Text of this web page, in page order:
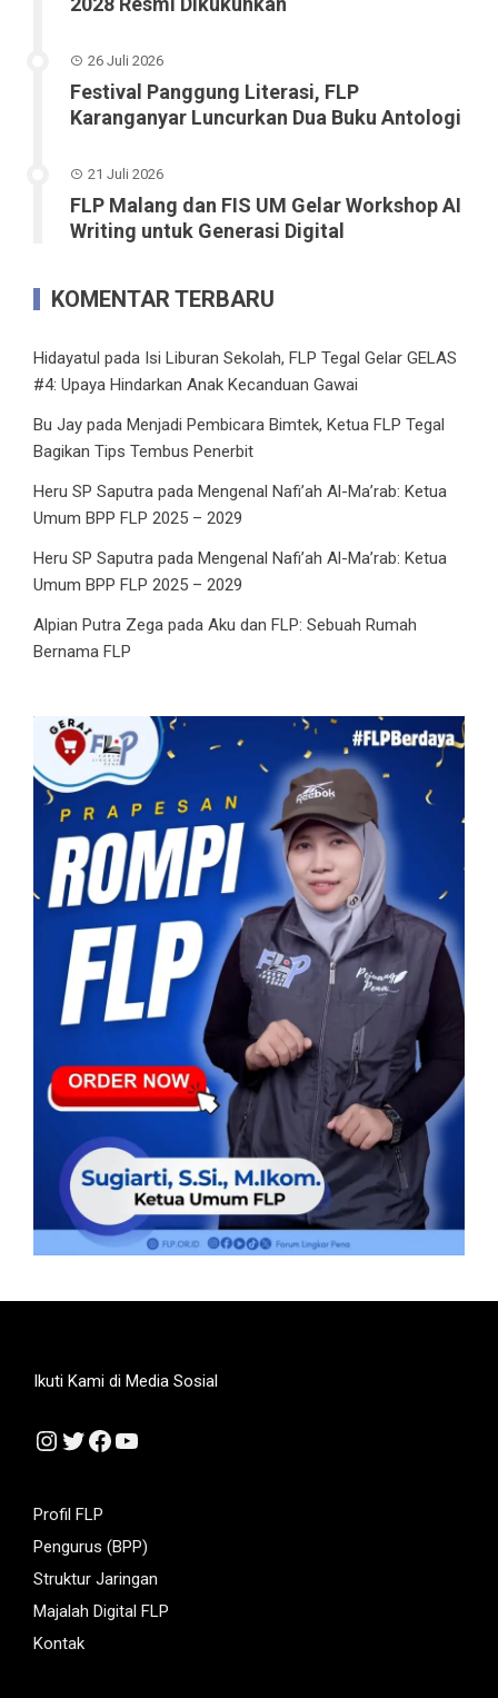
26 Juli 2026
Festival Panggung Literasi, FLP
Karanganyar Luncurkan Dua Buku Antologi
21 Juli 2026
FLP Malang dan FIS UM Gelar Workshop AI
Writing untuk Generasi Digital
KOMENTAR TERBARU
Hidayatul pada Isi Liburan Sekolah, FLP Tegal Gelar GELAS
#4: Upaya Hindarkan Anak Kecanduan Gawai
Bu Jay pada Menjadi Pembicara Bimtek, Ketua FLP Tegal
Bagikan Tips Tembus Penerbit
Heru SP Saputra pada Mengenal Nafi’ah Al-Ma’rab: Ketua
Umum BPP FLP 2025 – 2029
Heru SP Saputra pada Mengenal Nafi’ah Al-Ma’rab: Ketua
Umum BPP FLP 2025 – 2029
Alpian Putra Zega pada Aku dan FLP: Sebuah Rumah
Bernama FLP
Ikuti Kami di Media Sosial
Instagram
Twitter
Facebook
YouTube
Profil FLP
Pengurus (BPP)
Struktur Jaringan
Majalah Digital FLP
Kontak